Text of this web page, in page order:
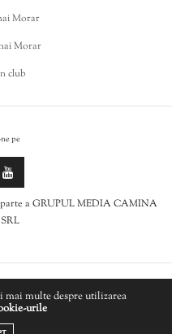
Morar
Morar
club
pe
a GRUPUL MEDIA CAMINA
multe despre utilizarea
urile